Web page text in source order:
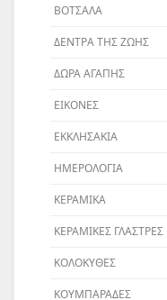
ΒΟΤΣΑΛΑ
ΔΕΝΤΡA ΤΗΣ ΖΩΗΣ
ΔΩΡΑ ΑΓΑΠΗΣ
ΕΙΚΟΝΕΣ
ΕΚΚΛΗΣΑΚΙΑ
ΗΜΕΡΟΛΟΓΙΑ
ΚΕΡΑΜΙΚΑ
ΚΕΡΑΜΙΚΕΣ
ΚΟΛΟΚΥΘΕΣ
ΚΟΥΜΠΑΡΑΔΕΣ